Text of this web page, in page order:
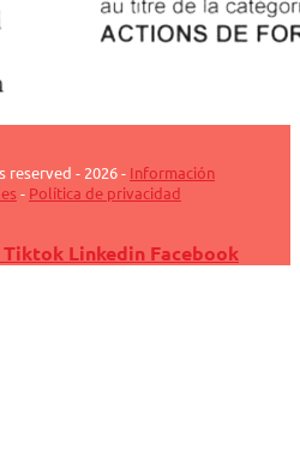
- 2026 - Información
- Política de privacidad
Tiktok Linkedin Facebook